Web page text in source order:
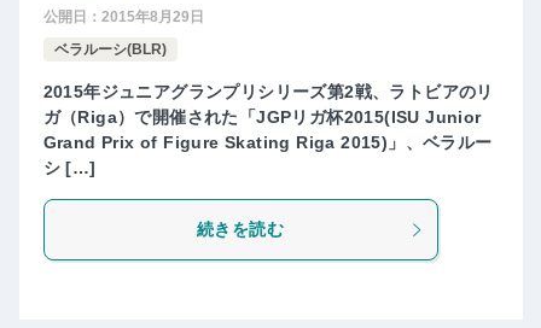
公開日： 2015年8月29日
ベラルーシ(BLR)
2015年ジュニアグランプリシリーズ第2戦、ラトビアのリ
ガ（Riga）で開催された「JGPリガ杯2015(ISU Junior
Grand Prix of Figure Skating Riga 2015)」、ベラルー
シ […]
続きを読む